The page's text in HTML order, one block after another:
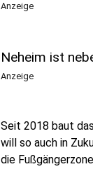
Anzeige
Neheim ist
Anzeige
Seit 2018 baut
will so auch in
die